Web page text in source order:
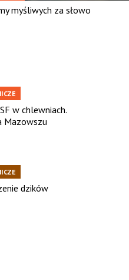
myśliwych za słowo
w chlewniach.
Mazowszu
dzików